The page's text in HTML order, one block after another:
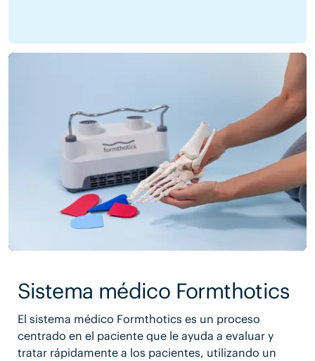
Sistema médico Formthotics
El sistema médico Formthotics es un proceso
centrado en el paciente que le ayuda a evaluar y
tratar rápidamente a los pacientes, utilizando un